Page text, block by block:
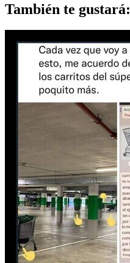
También te gustará: